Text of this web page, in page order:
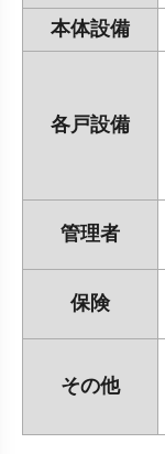
本体設備
各戸設備
管理者
保険
その他